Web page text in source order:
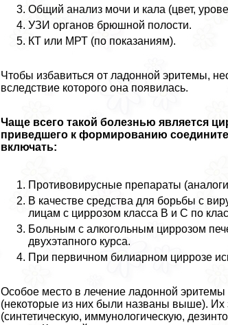
Общий анализ мочи и кала (цвет,
УЗИ органов брюшной полости.
КТ или МРТ (по показаниям).
Чтобы избавиться от ладонной эритемы,
вследствие которого она появилась.
Чаще всего такой болезнью является
приведшего к формированию
включать:
Противовирусные препараты
В качестве средства для борьбы с
лицам с циррозом класса B и C по
Больным с алкогольным циррозом
двухэтапного курса.
При первичном билиарном циррозе
Особое место в лечение ладонной эритемы
(некоторые из них были названы выше). Их
(синтетическую, иммунологическую,